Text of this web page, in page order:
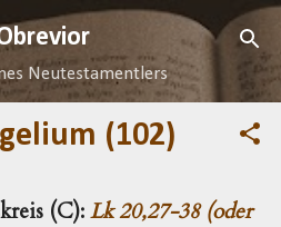
Hauptbereich
Neutestamentlers
(102)
(C):Lk 20,27-38 (oder